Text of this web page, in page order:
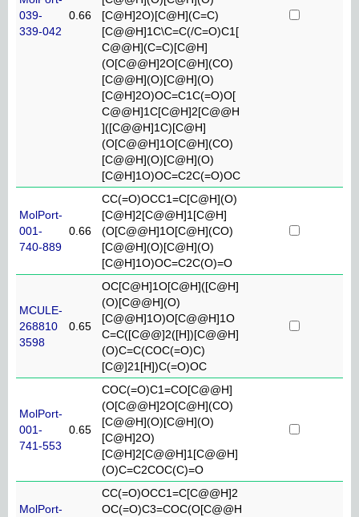
039-
339-042
0.66
[C@H]2O)[C@H](C=C)
[C@@H]1C\C=C(/C=O)C1[
C@@H](C=C)[C@H]
(O[C@@H]2O[C@H](CO)
[C@@H](O)[C@H](O)
[C@H]2O)OC=C1C(=O)O[
C@@H]1C[C@H]2[C@@H
]([C@@H]1C)[C@H]
(O[C@@H]1O[C@H](CO)
[C@@H](O)[C@H](O)
[C@H]1O)OC=C2C(=O)OC
MolPort-
001-
740-889
0.66
CC(=O)OCC1=C[C@H](O)
[C@H]2[C@@H]1[C@H]
(O[C@@H]1O[C@H](CO)
[C@@H](O)[C@H](O)
[C@H]1O)OC=C2C(O)=O
MCULE-
268810
3598
0.65
OC[C@H]1O[C@H]([C@H]
(O)[C@@H](O)
[C@@H]1O)O[C@@H]1O
C=C([C@@]2([H])[C@@H]
(O)C=C(COC(=O)C)
[C@]21[H])C(=O)OC
MolPort-
001-
741-553
0.65
COC(=O)C1=CO[C@@H]
(O[C@@H]2O[C@H](CO)
[C@@H](O)[C@H](O)
[C@H]2O)
[C@H]2[C@@H]1[C@@H]
(O)C=C2COC(C)=O
MolPort-
CC(=O)OCC1=C[C@@H]2
OC(=O)C3=COC(O[C@@H